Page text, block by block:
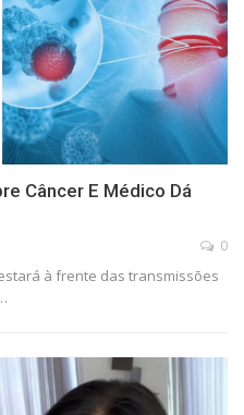
Câncer E Médico Dá
0
à frente das transmissões